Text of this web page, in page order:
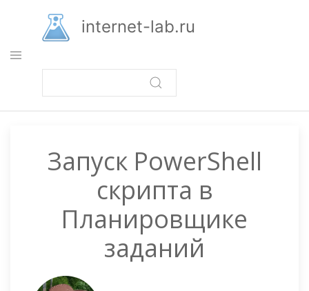
основному
содержанию
internet-lab.ru
Запуск PowerShell
скрипта в
Планировщике
заданий